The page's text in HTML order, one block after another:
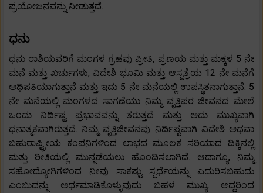
ಪ್ರಯೋಜನವನ್ನು ನೀಡುತ್ತದೆ.
ಧನು
ಧನು ರಾಶಿಯವರಿಗೆ ಮಂಗಳ ಗ್ರಹವು ಪ್ರೀತಿ, ಪ್ರಣಯ ಮತ್ತು ಮಕ್ಕಳ 5 ನೇ
ಮನೆ ಮತ್ತು ಖರ್ಚುಗಳು, ವಿದೇಶಿ ಭೂಮಿ ಮತ್ತು ಆಸ್ಪತ್ರೆಯ 12 ನೇ ಮನೆಗೆ
ಅಧಿಪತಿಯಾಗುತ್ತಾನೆ ಮತ್ತು ಇದು 5 ನೇ ಮನೆಯಲ್ಲಿ ಉಪಸ್ಥಿತನಾಗುತ್ತಾನೆ. 5
ನೇ ಮನೆಯಲ್ಲಿ ಮಂಗಳದ ಸಾಗಣೆಯು ನಿಮ್ಮ ವೃತ್ತಿಪರ ಜೀವನದ ಮೇಲೆ
ಒಂದು ನಿರ್ದಿಷ್ಟ ಪ್ರಭಾವವನ್ನು ತರುತ್ತದೆ ಮತ್ತು ಅದು ಮುಖ್ಯವಾಗಿ
ಧನಾತ್ಮಕವಾಗಿರುತ್ತದೆ. ನಿಮ್ಮ ವೃತ್ತಿಜೀವನವು ನಿರ್ದಿಷ್ಟವಾಗಿ ವಿದೇಶಿ ಅಥವಾ
ಬಹುರಾಷ್ಟ್ರೀಯ ಕಂಪನಿಗಳಿಂದ ಲಾಭದ ಮೂಲಕ ಸರಿಯಾದ ದಿಕ್ಕಿನಲ್ಲಿ
ಮತ್ತು ರೀತಿಯಲ್ಲಿ ಮುನ್ನಡೆಯಲು ಹೊಂದಿಸಲಾಗಿದೆ. ಆದಾಗ್ಯೂ, ನಿಮ್ಮ
ಸಹೋದ್ಯೋಗಿಗಳಿಂದ ನೀವು ಸಾಕಷ್ಟು ಸ್ಪರ್ಧೆಯನ್ನು ಎದುರಿಸಬಹುದು
ಎಂಬುದನ್ನು ಅರ್ಥಮಾಡಿಕೊಳ್ಳುವುದು ಬಹಳ ಮುಖ್ಯ, ಆದ್ದರಿಂದ